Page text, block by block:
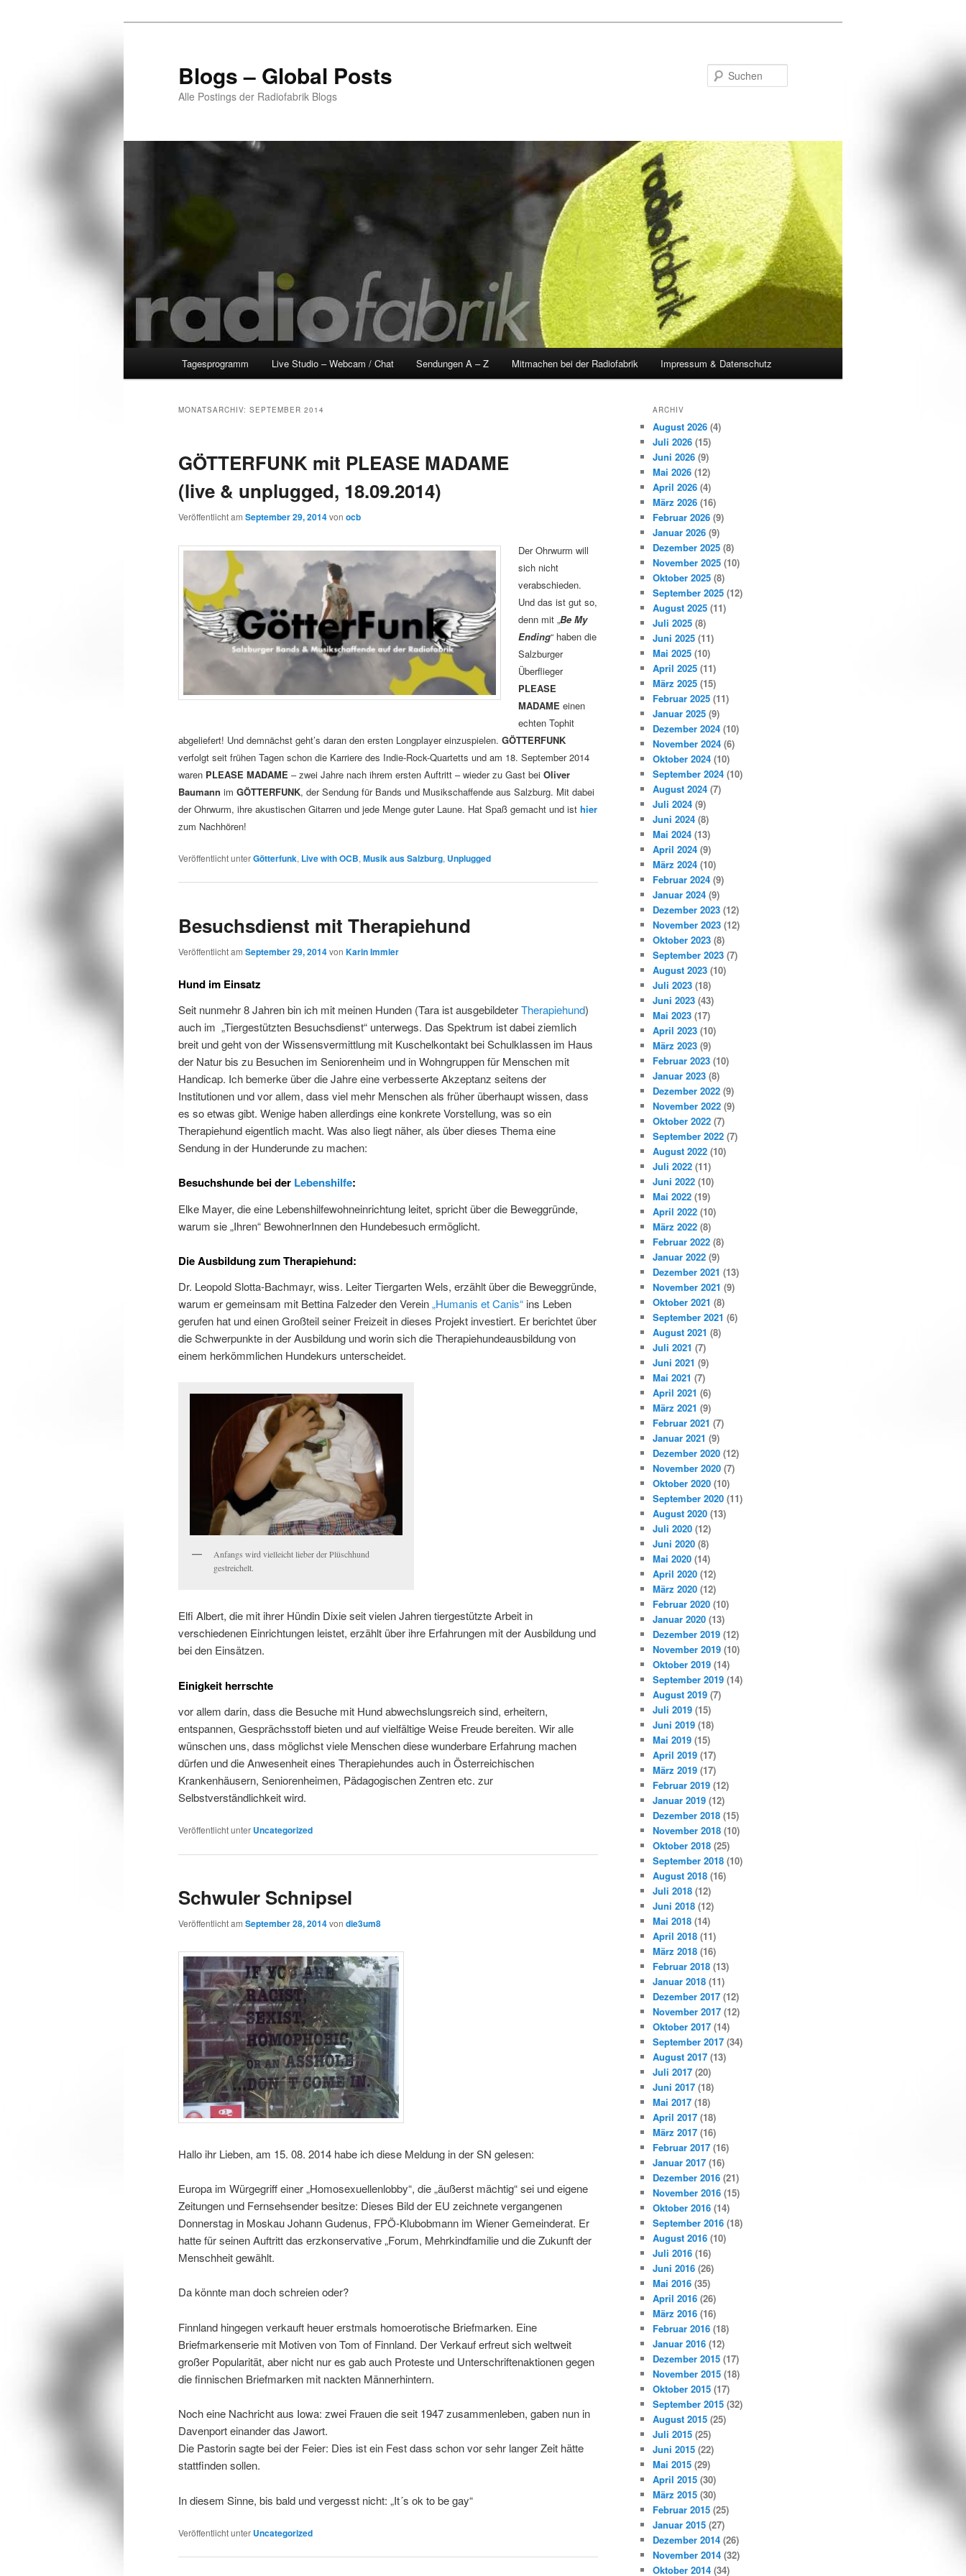
Blogs – Global Posts
Alle Postings der Radiofabrik Blogs
Tagesprogramm Live Studio – Webcam / Chat Sendungen A – Z Mitmachen bei der Radiofabrik Impressum & Datenschutz
MONATSARCHIV: SEPTEMBER 2014
GÖTTERFUNK mit PLEASE MADAME
(live & unplugged, 18.09.2014)
Veröffentlicht am September 29, 2014von ocb
Der Ohrwurm will
sich nicht
verabschieden.
Und das ist gut so,
denn mit „Be My
Ending“ haben die
Salzburger
Überflieger
PLEASE
MADAME einen
echten Tophit
abgeliefert! Und demnächst geht’s daran den ersten Longplayer einzuspielen. GÖTTERFUNK
verfolgt seit frühen Tagen schon die Karriere des Indie-Rock-Quartetts und am 18. September 2014
waren PLEASE MADAME – zwei Jahre nach ihrem ersten Auftritt – wieder zu Gast bei Oliver
Baumann im GÖTTERFUNK, der Sendung für Bands und Musikschaffende aus Salzburg. Mit dabei
der Ohrwurm, ihre akustischen Gitarren und jede Menge guter Laune. Hat Spaß gemacht und ist hier
zum Nachhören!
Veröffentlicht unterGötterfunk, Live with OCB, Musik aus Salzburg, Unplugged
Besuchsdienst mit Therapiehund
Veröffentlicht am September 29, 2014von Karin Immler
Hund im Einsatz
Seit nunmehr 8 Jahren bin ich mit meinen Hunden (Tara ist ausgebildeterTherapiehund)
auch im „Tiergestützten Besuchsdienst“ unterwegs. Das Spektrum ist dabei ziemlich
breit und geht von der Wissensvermittlung mit Kuschelkontakt bei Schulklassen im Haus
der Natur bis zu Besuchen im Seniorenheim und in Wohngruppen für Menschen mit
Handicap. Ich bemerke über die Jahre eine verbesserte Akzeptanz seitens der
Institutionen und vor allem, dass viel mehr Menschen als früher überhaupt wissen, dass
es so etwas gibt. Wenige haben allerdings eine konkrete Vorstellung, was so ein
Therapiehund eigentlich macht. Was also liegt näher, als über dieses Thema eine
Sendung in der Hunderunde zu machen:
Besuchshunde bei der Lebenshilfe:
Elke Mayer, die eine Lebenshilfewohneinrichtung leitet, spricht über die Beweggründe,
warum sie „Ihren“ BewohnerInnen den Hundebesuch ermöglicht.
Die Ausbildung zum Therapiehund:
Dr. Leopold Slotta-Bachmayr, wiss. Leiter Tiergarten Wels, erzählt über die Beweggründe,
warum er gemeinsam mit Bettina Falzeder den Verein„Humanis et Canis“ ins Leben
gerufen hat und einen Großteil seiner Freizeit in dieses Projekt investiert. Er berichtet über
die Schwerpunkte in der Ausbildung und worin sich die Therapiehundeausbildung von
einem herkömmlichen Hundekurs unterscheidet.
Anfangs wird vielleicht lieber der Plüschhund
gestreichelt.
Elfi Albert, die mit ihrer Hündin Dixie seit vielen Jahren tiergestützte Arbeit in
verschiedenen Einrichtungen leistet, erzählt über ihre Erfahrungen mit der Ausbildung und
bei den Einsätzen.
Einigkeit herrschte
vor allem darin, dass die Besuche mit Hund abwechslungsreich sind, erheitern,
entspannen, Gesprächsstoff bieten und auf vielfältige Weise Freude bereiten. Wir alle
wünschen uns, dass möglichst viele Menschen diese wunderbare Erfahrung machen
dürfen und die Anwesenheit eines Therapiehundes auch in Österreichischen
Krankenhäusern, Seniorenheimen, Pädagogischen Zentren etc. zur
Selbstverständlichkeit wird.
Veröffentlicht unter Uncategorized
Schwuler Schnipsel
Veröffentlicht am September 28, 2014von die3um8
Hallo ihr Lieben, am 15. 08. 2014 habe ich diese Meldung in der SN gelesen:
Europa im Würgegriff einer „Homosexuellenlobby“, die „äußerst mächtig“ sei und eigene
Zeitungen und Fernsehsender besitze: Dieses Bild der EU zeichnete vergangenen
Donnerstag in Moskau Johann Gudenus, FPÖ-Klubobmann im Wiener Gemeinderat. Er
hatte für seinen Auftritt das erzkonservative „Forum, Mehrkindfamilie und die Zukunft der
Menschheit gewählt.
Da könnte man doch schreien oder?
Finnland hingegen verkauft heuer erstmals homoerotische Briefmarken. Eine
Briefmarkenserie mit Motiven von Tom of Finnland. Der Verkauf erfreut sich weltweit
großer Popularität, aber nicht nur es gab auch Proteste und Unterschriftenaktionen gegen
die finnischen Briefmarken mit nackten Männerhintern.
Noch eine Nachricht aus Iowa: zwei Frauen die seit 1947 zusammenleben, gaben nun in
Davenport einander das Jawort.
Die Pastorin sagte bei der Feier: Dies ist ein Fest dass schon vor sehr langer Zeit hätte
stattfinden sollen.
In diesem Sinne, bis bald und vergesst nicht: „It´s ok to be gay“
Veröffentlicht unter Uncategorized
ARCHIV
August 2026 (4)
Juli 2026 (15)
Juni 2026 (9)
Mai 2026 (12)
April 2026 (4)
März 2026 (16)
Februar 2026 (9)
Januar 2026 (9)
Dezember 2025 (8)
November 2025 (10)
Oktober 2025 (8)
September 2025 (12)
August 2025 (11)
Juli 2025 (8)
Juni 2025 (11)
Mai 2025 (10)
April 2025 (11)
März 2025 (15)
Februar 2025 (11)
Januar 2025 (9)
Dezember 2024 (10)
November 2024 (6)
Oktober 2024 (10)
September 2024 (10)
August 2024 (7)
Juli 2024 (9)
Juni 2024 (8)
Mai 2024 (13)
April 2024 (9)
März 2024 (10)
Februar 2024 (9)
Januar 2024 (9)
Dezember 2023 (12)
November 2023 (12)
Oktober 2023 (8)
September 2023 (7)
August 2023 (10)
Juli 2023 (18)
Juni 2023 (43)
Mai 2023 (17)
April 2023 (10)
März 2023 (9)
Februar 2023 (10)
Januar 2023 (8)
Dezember 2022 (9)
November 2022 (9)
Oktober 2022 (7)
September 2022 (7)
August 2022 (10)
Juli 2022 (11)
Juni 2022 (10)
Mai 2022 (19)
April 2022 (10)
März 2022 (8)
Februar 2022 (8)
Januar 2022 (9)
Dezember 2021 (13)
November 2021 (9)
Oktober 2021 (8)
September 2021 (6)
August 2021 (8)
Juli 2021 (7)
Juni 2021 (9)
Mai 2021 (7)
April 2021 (6)
März 2021 (9)
Februar 2021 (7)
Januar 2021 (9)
Dezember 2020 (12)
November 2020 (7)
Oktober 2020 (10)
September 2020 (11)
August 2020 (13)
Juli 2020 (12)
Juni 2020 (8)
Mai 2020 (14)
April 2020 (12)
März 2020 (12)
Februar 2020 (10)
Januar 2020 (13)
Dezember 2019 (12)
November 2019 (10)
Oktober 2019 (14)
September 2019 (14)
August 2019 (7)
Juli 2019 (15)
Juni 2019 (18)
Mai 2019 (15)
April 2019 (17)
März 2019 (17)
Februar 2019 (12)
Januar 2019 (12)
Dezember 2018 (15)
November 2018 (10)
Oktober 2018 (25)
September 2018 (10)
August 2018 (16)
Juli 2018 (12)
Juni 2018 (12)
Mai 2018 (14)
April 2018 (11)
März 2018 (16)
Februar 2018 (13)
Januar 2018 (11)
Dezember 2017 (12)
November 2017 (12)
Oktober 2017 (14)
September 2017 (34)
August 2017 (13)
Juli 2017 (20)
Juni 2017 (18)
Mai 2017 (18)
April 2017 (18)
März 2017 (16)
Februar 2017 (16)
Januar 2017 (16)
Dezember 2016 (21)
November 2016 (15)
Oktober 2016 (14)
September 2016 (18)
August 2016 (10)
Juli 2016 (16)
Juni 2016 (26)
Mai 2016 (35)
April 2016 (26)
März 2016 (16)
Februar 2016 (18)
Januar 2016 (12)
Dezember 2015 (17)
November 2015 (18)
Oktober 2015 (17)
September 2015 (32)
August 2015 (25)
Juli 2015 (25)
Juni 2015 (22)
Mai 2015 (29)
April 2015 (30)
März 2015 (30)
Februar 2015 (25)
Januar 2015 (27)
Dezember 2014 (26)
November 2014 (32)
Oktober 2014 (34)